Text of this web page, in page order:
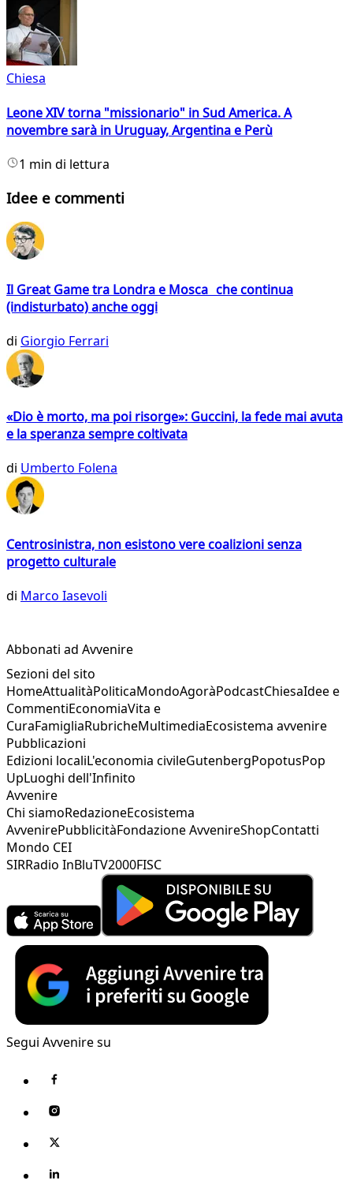
Chiesa
Leone XIV torna "missionario" in Sud America. A
novembre sarà in Uruguay, Argentina e Perù
1 min di lettura
Idee e commenti
Il Great Game tra Londra e Mosca che continua
(indisturbato) anche oggi
di Giorgio Ferrari
«Dio è morto, ma poi risorge»: Guccini, la fede mai avuta
e la speranza sempre coltivata
di Umberto Folena
Centrosinistra, non esistono vere coalizioni senza
progetto culturale
di Marco Iasevoli
Abbonati ad Avvenire
Sezioni del sito
HomeAttualitàPoliticaMondoAgoràPodcastChiesaIdee e
CommentiEconomiaVita e
CuraFamigliaRubricheMultimediaEcosistema avvenire
Pubblicazioni
Edizioni localiL'economia civileGutenbergPopotusPop
UpLuoghi dell'Infinito
Avvenire
Chi siamoRedazioneEcosistema
AvvenirePubblicitàFondazione AvvenireShopContatti
Mondo CEI
SIRRadio InBluTV2000FISC
Segui Avvenire su